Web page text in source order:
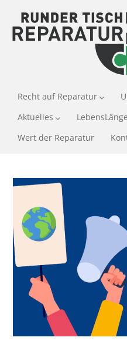
Recht auf Reparatur
Aktuelles
Wert der Reparatur